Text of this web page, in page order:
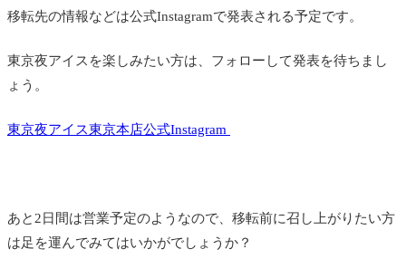
移転先の情報などは公式Instagramで発表される予定です。
東京夜アイスを楽しみたい方は、フォローして発表を待ちまし
ょう。
東京夜アイス東京本店公式Instagram
あと2日間は営業予定のようなので、移転前に召し上がりたい方
は足を運んでみてはいかがでしょうか？